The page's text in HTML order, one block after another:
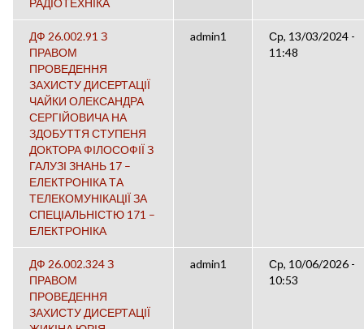
РАДІОТЕХНІКА
ДФ 26.002.91 З
ПРАВОМ
ПРОВЕДЕННЯ
ЗАХИСТУ ДИСЕРТАЦІЇ
ЧАЙКИ ОЛЕКСАНДРА
СЕРГІЙОВИЧА НА
ЗДОБУТТЯ СТУПЕНЯ
ДОКТОРА ФІЛОСОФІЇ З
ГАЛУЗІ ЗНАНЬ 17 –
ЕЛЕКТРОНІКА ТА
ТЕЛЕКОМУНІКАЦІЇ ЗА
СПЕЦІАЛЬНІСТЮ 171 –
ЕЛЕКТРОНІКА
admin1
Ср, 13/03/2024 -
11:48
ДФ 26.002.324 З
ПРАВОМ
ПРОВЕДЕННЯ
ЗАХИСТУ ДИСЕРТАЦІЇ
admin1
Ср, 10/06/2026 -
10:53